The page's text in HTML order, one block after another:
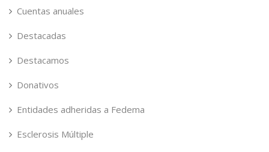
Cuentas anuales
Destacadas
Destacamos
Donativos
Entidades adheridas a Fedema
Esclerosis Múltiple